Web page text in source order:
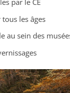
par le CE
les âges
au sein des